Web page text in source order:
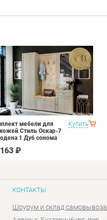
Купить
мебели для
Стиль Оскар-7
1 Дуб сонома
₽
КОНТАКТЫ
Шоурум и склад самовывоза